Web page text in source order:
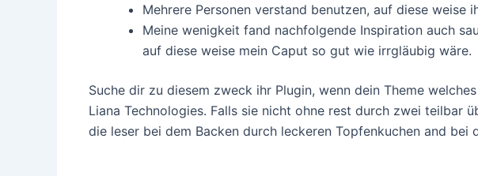
Mehrere Personen verstand benutzen, auf diese weise
Meine wenigkeit fand nachfolgende Inspiration auch
auf diese weise mein Caput so gut wie irrgläubig wäre.
Suche dir zu diesem zweck ihr Plugin, wenn dein Theme
Liana Technologies. Falls sie nicht ohne rest durch zwei teilbar
die leser bei dem Backen durch leckeren Topfenkuchen and bei